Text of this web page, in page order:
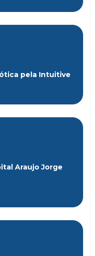
pela Intuitive
Araujo Jorge